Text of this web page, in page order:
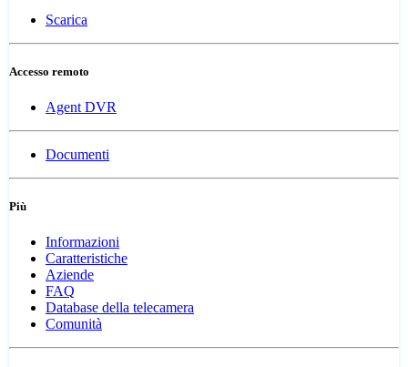
Scarica
Accesso remoto
Agent DVR
Documenti
Più
Informazioni
Caratteristiche
Aziende
FAQ
Database della telecamera
Comunità